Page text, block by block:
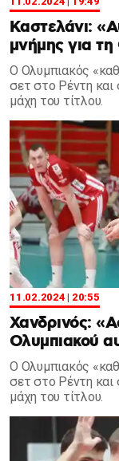
Καστελάνι:
μνήμης για
Ο Ολυμπιακός
σετ στο Ρέντη και
μάχη του τίτλου.
11.02.2024 | 20:55
Χανδρινός:
Ολυμπιακού
Ο Ολυμπιακός
σετ στο Ρέντη και
μάχη του τίτλου.